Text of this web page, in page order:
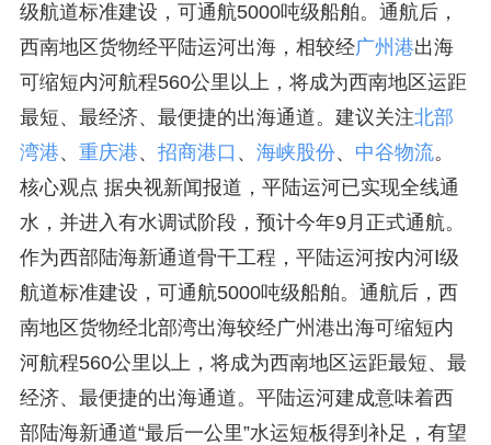
级航道标准建设，可通航5000吨级船舶。通航后，
西南地区货物经平陆运河出海，相较经广州港出海
可缩短内河航程560公里以上，将成为西南地区运距
最短、最经济、最便捷的出海通道。建议关注北部
湾港、 重庆港、 招商港口 、 海峡股份、 中谷物流。
核心观点 据央视新闻报道，平陆运河已实现全线通
水，并进入有水调试阶段，预计今年9月正式通航。
作为西部陆海新通道骨干工程，平陆运河按内河Ⅰ级
航道标准建设，可通航5000吨级船舶。通航后，西
南地区货物经北部湾出海较经广州港出海可缩短内
河航程560公里以上，将成为西南地区运距最短、最
经济、最便捷的出海通道。平陆运河建成意味着西
部陆海新通道“最后一公里”水运短板得到补足，有望